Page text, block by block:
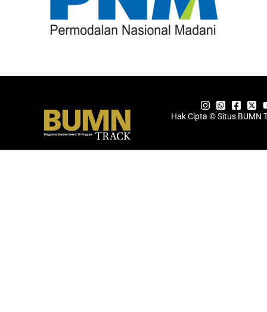
Hak Cipta © Situs BUMN